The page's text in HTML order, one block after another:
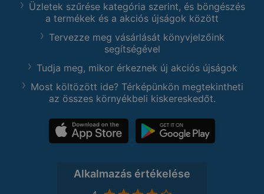
Üzletek szűrése kategória szerint, és böngészés
a termékek és a akciós újságok között
Tervezze meg vásárlását könyvjelzőink
segítségével
Tudja meg, mikor érkeznek új akciós újságok
Most költözött ide? Térképünkön megtekintheti
az összes környékbeli kiskereskedőt.
Alkalmazás értékelése